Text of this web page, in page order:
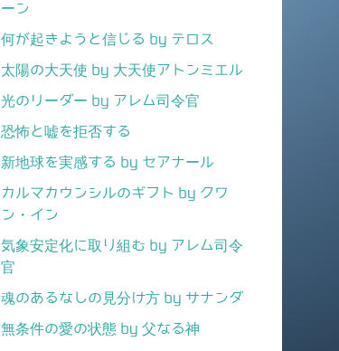
ーン
何が起きようと信じる by テロス
太陽の大天使 by 大天使アトンミエル
光のリーダー by アレム司令官
恐怖と嘘を拒否する
新地球を実感する by セアナール
カルマカウンシルのギフト by クワ
ン・イン
気象安定化に取り組む by アレム司令
官
魂のあるなしの見分け方 by サナンダ
無条件の愛の状態 by 父なる神